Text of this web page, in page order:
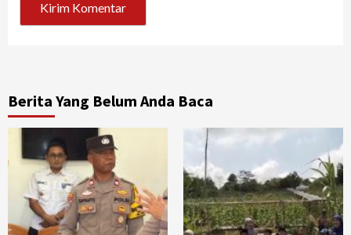
Berita Yang Belum Anda Baca